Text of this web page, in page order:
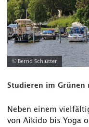
© Bernd Schlütter
Studieren im
Neben einem
von Aikido bis Yoga